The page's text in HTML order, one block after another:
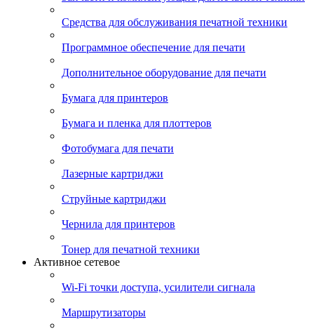
Средства для обслуживания печатной техники
Программное обеспечение для печати
Дополнительное оборудование для печати
Бумага для принтеров
Бумага и пленка для плоттеров
Фотобумага для печати
Лазерные картриджи
Струйные картриджи
Чернила для принтеров
Тонер для печатной техники
Активное сетевое
Wi-Fi точки доступа, усилители сигнала
Маршрутизаторы